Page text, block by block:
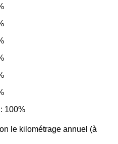
100%
le kilométrage annuel (à